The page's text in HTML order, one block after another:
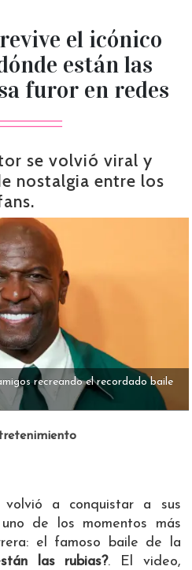
el icónico
están las
furor en redes
se volvió viral y
nostalgia entre los
recreando el recordado baile
volvió a conquistar a sus
de los momentos más
el famoso baile de la
las rubias?. El video,